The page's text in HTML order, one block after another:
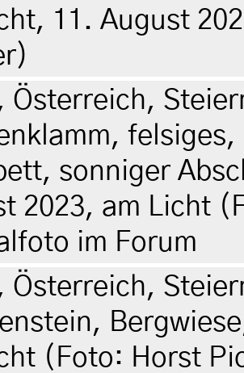
11. August
Österreich,
sonniger
2023, am Licht
im Forum
Österreich,
(Foto: Horst